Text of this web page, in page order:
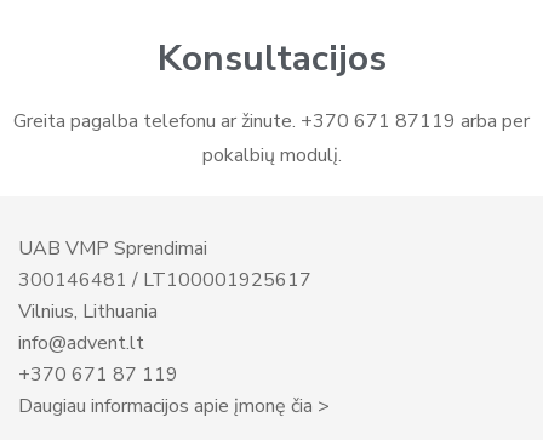
Konsultacijos
Greita pagalba telefonu ar žinute. +370 671 87119 arba per
pokalbių modulį.
UAB VMP Sprendimai
300146481 / LT100001925617
Vilnius, Lithuania
info@advent.lt
+370 671 87 119
Daugiau informacijos apie įmonę čia >